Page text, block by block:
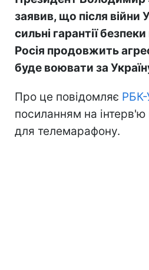
заявив, що після війни
сильні гарантії
Росія продовжить
буде воювати за
Про це повідомляє РБК-
посиланням на
для телемарафону.